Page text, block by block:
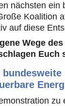
nächsten ein
Koalition
auf diese
Wege
Euch